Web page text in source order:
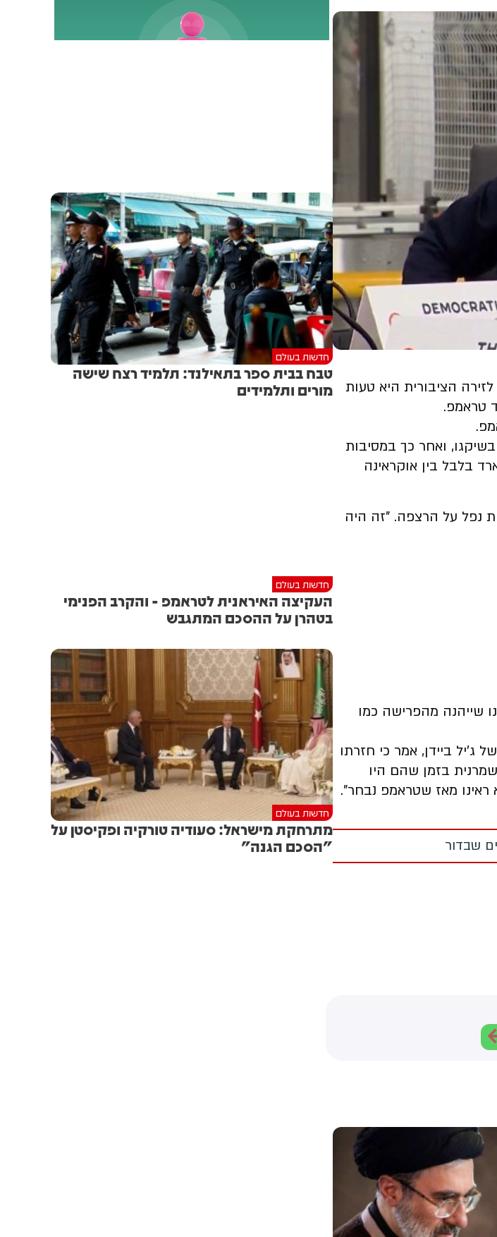
הציבורית היא טעות
טראמפ.
ואחר כך במסיבות
בלבל בין אוקראינה
שנאכל חלקית נפל על הרצפה. "זה היה
שייהנה מהפרישה כמו
ביידן, אמר כי חזרתו
בזמן שהם היו
מאז שטראמפ נבחר".
שבדור
חדשות בעולם
טבח בבית ספר בתאילנד: תלמיד רצח שישה
מורים ותלמידים
חדשות בעולם
העקיצה האיראנית לטראמפ - והקרב הפנימי
בטהרן על ההסכם המתגבש
חדשות בעולם
מתרחקת מישראל: סעודיה טורקיה ופקיסטן על
"הסכם הגנה"